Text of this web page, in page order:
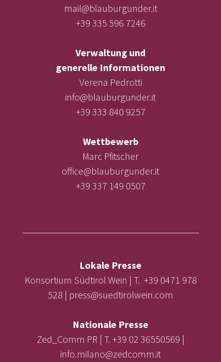
mail@blauburgunder.it
+39 335 596 7246
Verwaltung und
generelle Informationen
Verena Pedrotti
info@blauburgunder.it
+39 333 840 9257
Wettbewerb
Marc Pfitscher
office@blauburgunder.it
+39 337 149 0507
Lokale Presse
Konsortium Südtirol Wein | T. +39 0471 978
528 | press@suedtirolwein.com
Nationale Presse
Zed_Comm PR | T. +39 02 36550569 |
info.milano@zedcomm.it